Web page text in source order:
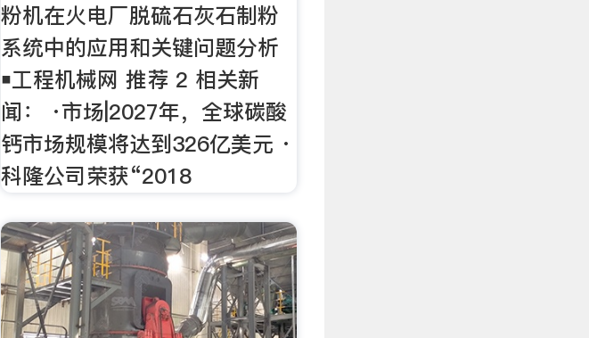
粉机在火电厂脱硫石灰石制粉
系统中的应用和关键问题分析
￭工程机械网 推荐 2 相关新
闻： ·市场|2027年，全球碳酸
钙市场规模将达到326亿美元 ·
科隆公司荣获“2018